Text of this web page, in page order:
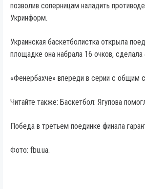
позволив соперницам наладить
Укринформ.
Украинская баскетболистка открыла
площадке она набрала 16 очков,
«Фенербахче» впереди в серии с общим
Читайте также: Баскетбол: Ягупова
Победа в третьем поединке финала
Фото: fbu.ua.